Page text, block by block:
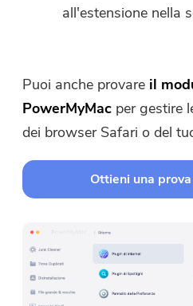
all'estensione nella
Puoi anche provare il
PowerMyMac per gestire
dei browser Safari o del
Ottieni una
coupon sono stati
Ora